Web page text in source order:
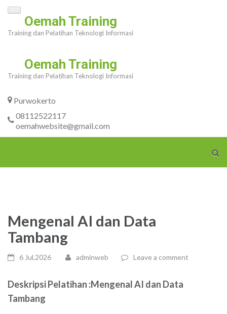
Skip
content
Enter)
Oemah Training
Training dan Pelatihan Teknologi Informasi
Oemah Training
Training dan Pelatihan Teknologi Informasi
Purwokerto
08112522117
oemahwebsite@gmail.com
Mengenal AI dan Data
Tambang
6 Jul,2026 adminweb Leave a comment
Deskripsi Pelatihan :Mengenal AI dan Data
Tambang